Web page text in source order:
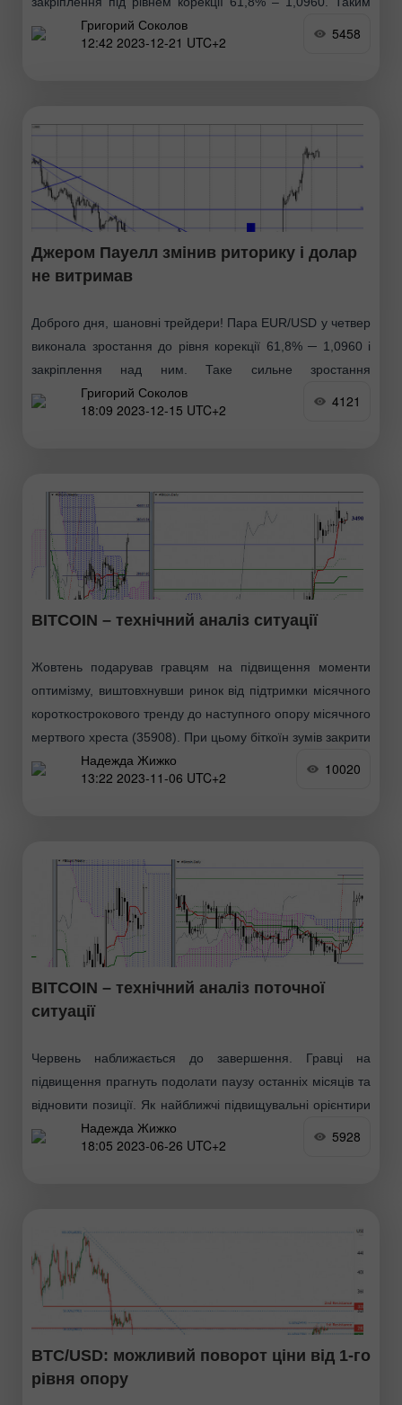
чином, процес падіння може бути продовжено
Григорий Соколов
12:42 2023-12-21 UTC+2
5458
Джером Пауелл змінив риторику і долар
не витримав
Доброго дня, шановні трейдери! Пара EUR/USD у четвер
виконала зростання до рівня корекції 61,8% ─ 1,0960 і
закріплення над ним. Таке сильне зростання
європейської валюти було зумовлене інформаційним
фоном середи
Григорий Соколов
18:09 2023-12-15 UTC+2
4121
BITCOIN – технічний аналіз ситуації
Жовтень подарував гравцям на підвищення моменти
оптимізму, виштовхнувши ринок від підтримки місячного
короткострокового тренду до наступного опору місячного
мертвого хреста (35908). При цьому біткоїн зумів закрити
жовтень у місячній хмарі
Надежда Жижко
13:22 2023-11-06 UTC+2
10020
BITCOIN – технічний аналіз поточної
ситуації
Червень наближається до завершення. Гравці на
підвищення прагнуть подолати паузу останніх місяців та
відновити позиції. Як найближчі підвищувальні орієнтири
на цій ділянці шляху можна позначити максимальний
екстремум (31044), денну мету
Надежда Жижко
18:05 2023-06-26 UTC+2
5928
BTC/USD: можливий поворот ціни від 1-го
рівня опору